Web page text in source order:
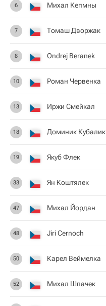
6 Михал Кепмны
7 Томаш Дворжак
8 Ondrej Beranek
10 Роман Червенка
13 Иржи Смейкал
18 Доминик Кубалик
19 Якуб Флек
33 Ян Коштялек
47 Михал Йордан
48 Jiri Cernoch
50 Карел Веймелка
52 Михал Шпачек